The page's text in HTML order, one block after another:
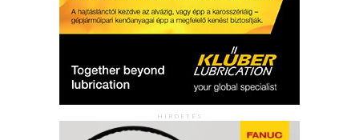
HIRDETÉS